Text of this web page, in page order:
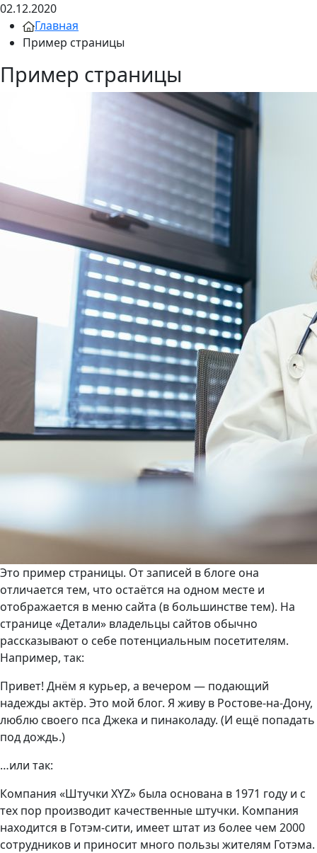
02.12.2020
Главная
Пример страницы
Пример страницы
Это пример страницы. От записей в блоге она
отличается тем, что остаётся на одном месте и
отображается в меню сайта (в большинстве тем). На
странице «Детали» владельцы сайтов обычно
рассказывают о себе потенциальным посетителям.
Например, так:
Привет! Днём я курьер, а вечером — подающий
надежды актёр. Это мой блог. Я живу в Ростове-на-Дону,
люблю своего пса Джека и пинаколаду. (И ещё попадать
под дождь.)
…или так:
Компания «Штучки XYZ» была основана в 1971 году и с
тех пор производит качественные штучки. Компания
находится в Готэм-сити, имеет штат из более чем 2000
сотрудников и приносит много пользы жителям Готэма.